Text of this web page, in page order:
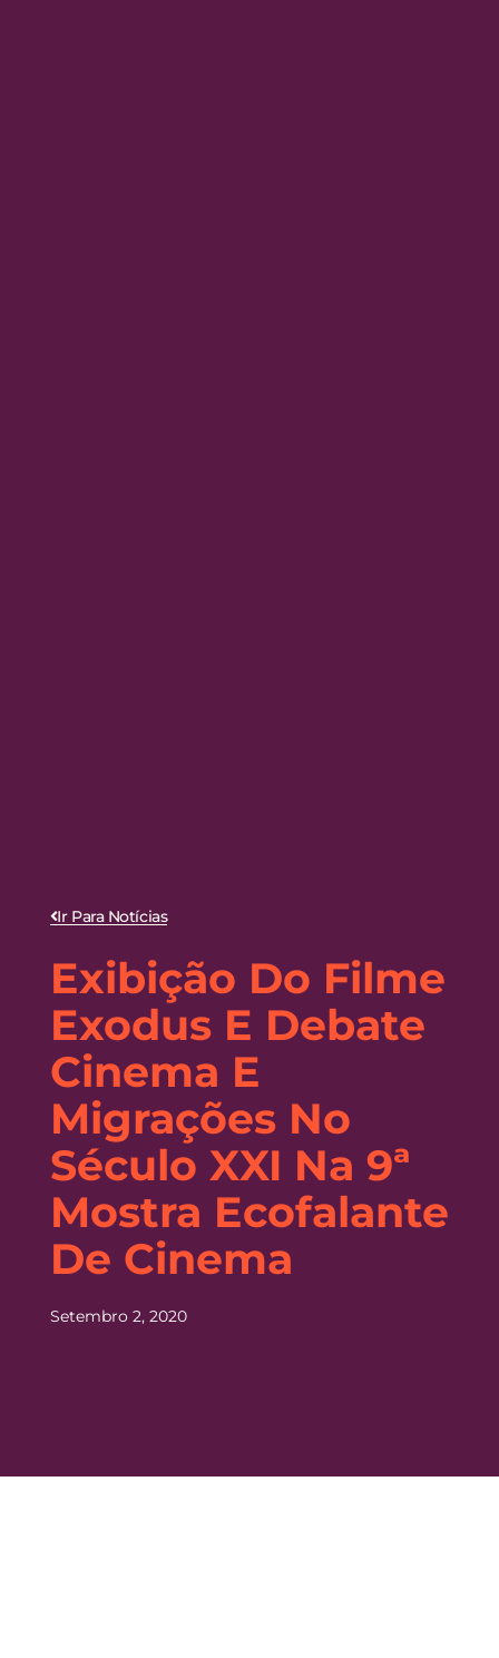
Ir Para Notícias
Exibição Do Filme
Exodus E Debate
Cinema E
Migrações No
Século XXI Na 9ª
Mostra Ecofalante
De Cinema
Setembro 2, 2020